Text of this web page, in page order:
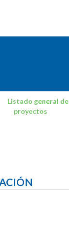
Listado general de
proyectos